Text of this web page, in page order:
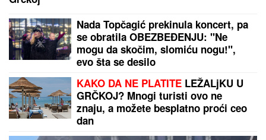
SRBIN UHAPŠEN U CRNOJ GORIJurcao auto-
putem više od 170 kilometara na sat
OPASNA ZARAZA SE ŠIRI U
KOMŠILUKU:Hitno se oglasio
ministar zdravlja